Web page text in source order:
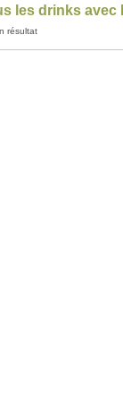
les drinks avec
résultat